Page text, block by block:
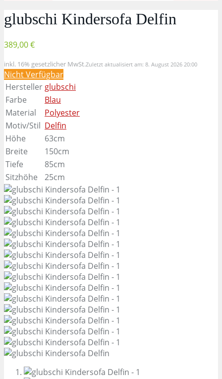
glubschi Kindersofa Delfin
389,00 €
inkl. 16% gesetzlicher MwSt.Zuletzt aktualisiert am: 8. August 2026 20:00
Nicht Verfügbar
Hersteller glubschi
Farbe
Blau
Material
Polyester
Motiv/Stil Delfin
Höhe
63cm
Breite
150cm
Tiefe
85cm
Sitzhöhe
25cm